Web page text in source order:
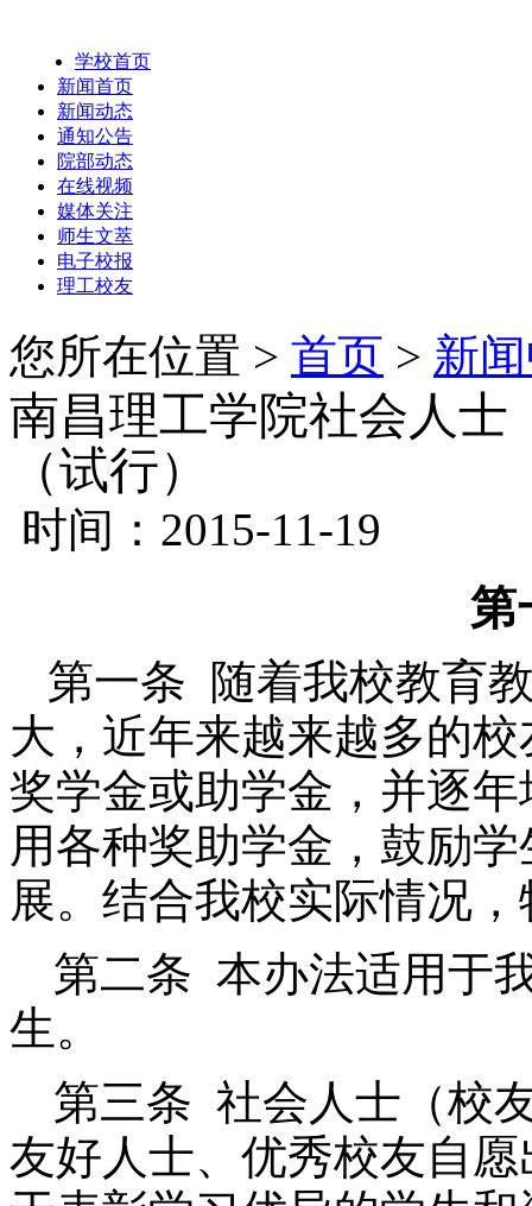
学校首页
新闻首页
新闻动态
通知公告
院部动态
在线视频
媒体关注
师生文萃
电子校报
理工校友
您所在位置 > 首页 > 新
南昌理工学院社会人士
（试行）
时间：2015-11-19
第
第一条 随着我校教育
大，近年来越来越多的
奖学金或助学金，并逐
用各种奖助学金，鼓励
展。结合我校实际情况
第二条 本办法适用于
生。
第三条 社会人士（校
友好人士、优秀校友自